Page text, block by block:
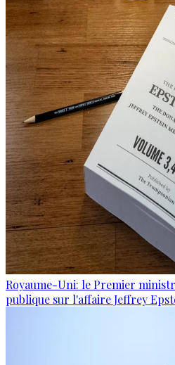
Royaume-Uni: le Premier
publique sur l'affaire Jeffrey